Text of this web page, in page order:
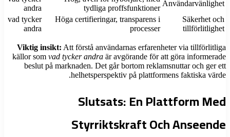
Användarvänlighet
tydliga proffsfunktioner
andra
Säkerhet och
tillförlitlighet
Höga certifieringar, transparens i
processer
vad tycker
andra
Viktig insikt: Att förstå användarnas erfarenheter via tillförlitliga
källor som vad tycker andra är avgörande för att göra informerade
beslut på marknaden. Det går bortom reklamsnuttar och ger ett
helhetsperspektiv på plattformens faktiska värde.
Slutsats: En Plattform Med
Styrriktskraft Och Anseende